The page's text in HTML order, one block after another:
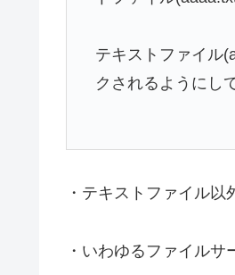
テキストファイル
クされるようにし
・テキストファイル以
・いわゆるファイルサ